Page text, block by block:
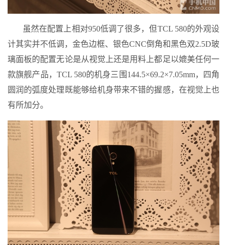
虽然在配置上相对950低调了很多，但TCL 580的外观设
计其实并不低调，金色边框、银色CNC倒角和黑色双2.5D玻
璃面板的配置无论是从视觉上还是用料上都足以媲美任何一
款旗舰产品，TCL 580的机身三围144.5×69.2×7.05mm，四角
圆润的弧度处理既能够给机身带来不错的握感，在视觉上也
有所加分。